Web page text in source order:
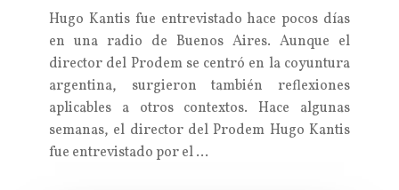
Hugo Kantis fue entrevistado hace pocos días
en una radio de Buenos Aires. Aunque el
director del Prodem se centró en la coyuntura
argentina, surgieron también reflexiones
aplicables a otros contextos. Hace algunas
semanas, el director del Prodem Hugo Kantis
fue entrevistado por el …